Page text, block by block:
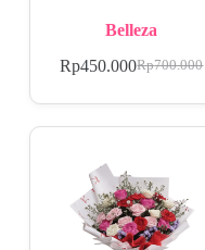
Belleza
Rp700.000
Rp450.000